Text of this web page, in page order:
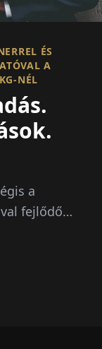
ÉS
A
NÉL
a
fejlődő
és más
a piacon.